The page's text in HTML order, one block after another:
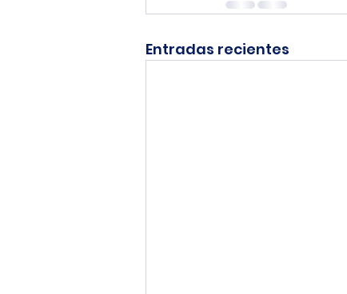
Entradas recientes